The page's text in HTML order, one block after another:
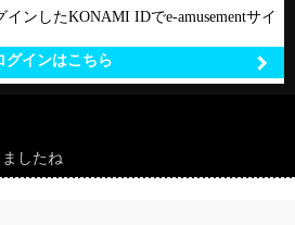
インしたKONAMI IDでe-amusementサイ
グインはこちら
したね